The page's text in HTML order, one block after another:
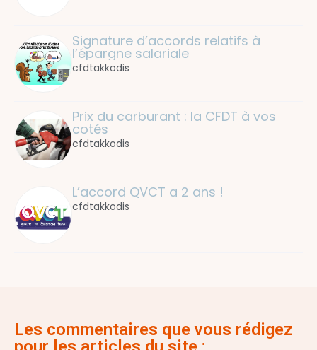
Signature d’accords relatifs à
l’épargne salariale
cfdtakkodis
Prix du carburant : la CFDT à vos
cotés
cfdtakkodis
L’accord QVCT a 2 ans !
cfdtakkodis
Les commentaires que vous rédigez